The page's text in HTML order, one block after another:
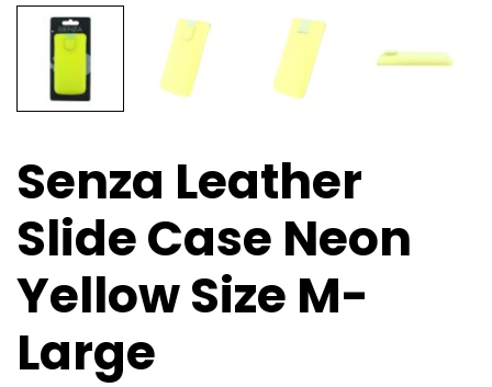
Senza Leather
Slide Case Neon
Yellow Size M-
Large